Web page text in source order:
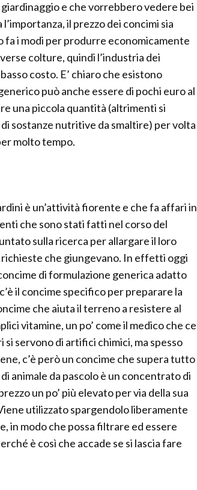
e che vorrebbero vedere bei
il prezzo dei concimi sia
fa i modi per produrre economicamente
colture, quindi l’industria dei
costo. E’ chiaro che esistono
può anche essere di pochi euro al
una piccola quantità (altrimenti si
sostanze nutritive da smaltire) per volta
molto tempo.
è un’attività fiorente e che fa affari in
che sono stati fatti nel corso del
sulla ricerca per allargare il loro
che giungevano. In effetti oggi
di formulazione generica adatto
il concime specifico per preparare la
che aiuta il terreno a resistere al
vitamine, un po’ come il medico che ce
servono di artifici chimici, ma spesso
c’è però un concime che supera tutto
animale da pascolo è un concentrato di
un po’ più elevato per via della sua
utilizzato spargendolo liberamente
in modo che possa filtrare ed essere
è così che accade se si lascia fare